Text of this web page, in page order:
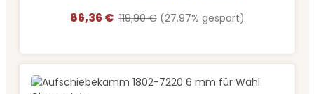
Verkaufspreis:
86,36 € Regulärer Preis:
119,90 € (27.97% gespart)